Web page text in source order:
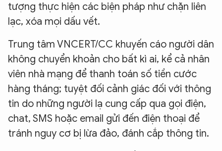
tượng thực hiện các biện pháp như chặn liên
lạc, xóa mọi dấu vết.
Trung tâm VNCERT/CC khuyến cáo người dân
không chuyển khoản cho bất kì ai, kể cả nhân
viên nhà mạng để thanh toán số tiền cước
hàng tháng; tuyệt đối cảnh giác đối với thông
tin do những người lạ cung cấp qua gọi điện,
chat, SMS hoặc email gửi đến điện thoại để
tránh nguy cơ bị lừa đảo, đánh cắp thông tin.